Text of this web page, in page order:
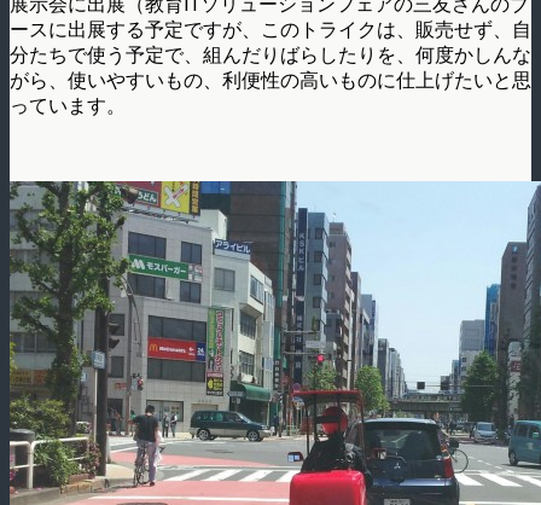
ースに出展する予定ですが、このトライクは、販売せず、自
分たちで使う予定で、組んだりばらしたりを、何度かしんな
がら、使いやすいもの、利便性の高いものに仕上げたいと思
っています。